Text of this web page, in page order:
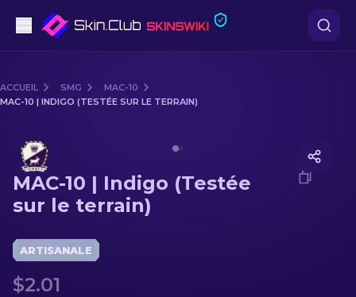
Milieu de gamme
Fusils
Fusils de Précision
Gants
ACCUEIL SMG
MAC-10
MAC-10 | INDIGO (TESTÉE SUR LE TERRAIN)
MAC-10 | Indigo (Testée
sur le terrain)
ARTISANALE
$2.01